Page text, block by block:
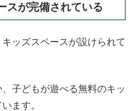
スが完備されている
ッズスペースが設けられて
子どもが遊べる無料のキッ
ます。